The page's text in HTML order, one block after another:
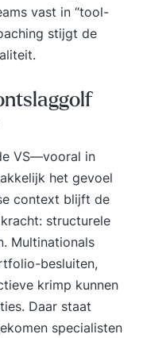
vast in “tool-
stijgt de
VS—vooral in
het gevoel
context blijft de
structurele
Multinationals
besluiten,
krimp kunnen
Daar staat
specialisten